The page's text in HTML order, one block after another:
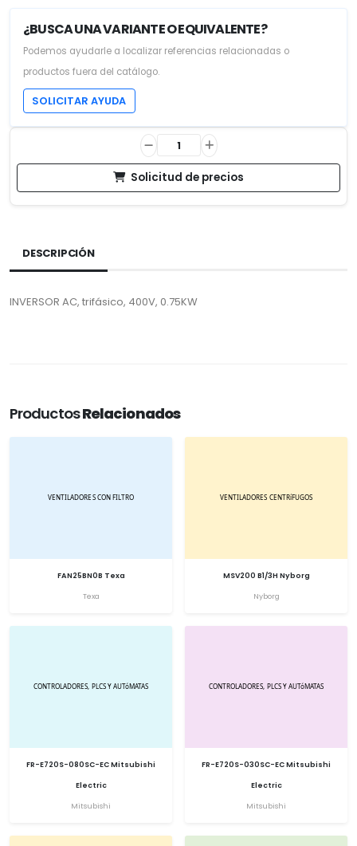
¿BUSCA UNA VARIANTE O EQUIVALENTE?
Podemos ayudarle a localizar referencias relacionadas o
productos fuera del catálogo.
SOLICITAR AYUDA
Solicitud de precios
DESCRIPCIÓN
INVERSOR AC, trifásico, 400V, 0.75KW
ProductosRelacionados
FAN25BN0B Texa
Texa
MSV200 B1/3H Nyborg
Nyborg
FR-E720S-080SC-EC Mitsubishi
Electric
Mitsubishi
FR-E720S-030SC-EC Mitsubishi
Electric
Mitsubishi